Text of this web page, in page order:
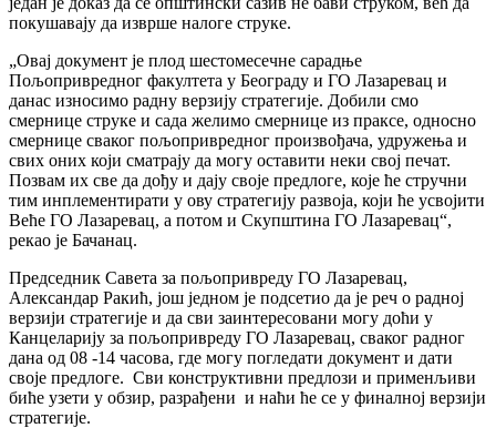
покушавају да изврше налоге струке.
„Овај документ је плод шестомесечне сарадње
Пољопривредног факултета у Београду и ГО Лазаревац и
данас износимо радну верзију стратегије. Добили смо
смернице струке и сада желимо смернице из праксе, односно
смернице сваког пољопривредног произвођача, удружења и
свих оних који сматрају да могу оставити неки свој печат.
Позвам их све да дођу и дају своје предлоге, које ће стручни
тим инплементирати у ову стратегију развоја, који ће усвојити
Веће ГО Лазаревац, а потом и Скупштина ГО Лазаревац“,
рекао је Бачанац.
Председник Савета за пољопривреду ГО Лазаревац,
Александар Ракић, још једном је подсетио да је реч о радној
верзији стратегије и да сви заинтересовани могу доћи у
Канцеларију за пољопривреду ГО Лазаревац, сваког радног
дана од 08 -14 часова, где могу погледати документ и дати
своје предлоге. Сви конструктивни предлози и применљиви
биће узети у обзир, разрађени и наћи ће се у финалној верзији
стратегије.